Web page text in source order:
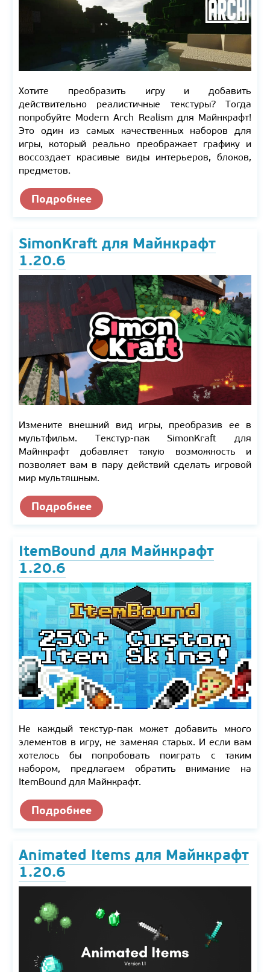
Хотите преобразить игру и добавить
действительно реалистичные текстуры? Тогда
попробуйте Modern Arch Realism для Майнкрафт!
Это один из самых качественных наборов для
игры, который реально преображает графику и
воссоздает красивые виды интерьеров, блоков,
предметов.
Подробнее
SimonKraft для Майнкрафт
1.20.6
Измените внешний вид игры, преобразив ее в
мультфильм. Текстур-пак SimonKraft для
Майнкрафт добавляет такую возможность и
позволяет вам в пару действий сделать игровой
мир мультяшным.
Подробнее
ItemBound для Майнкрафт
1.20.6
Не каждый текстур-пак может добавить много
элементов в игру, не заменяя старых. И если вам
хотелось бы попробовать поиграть с таким
набором, предлагаем обратить внимание на
ItemBound для Майнкрафт.
Подробнее
Animated Items для Майнкрафт
1.20.6